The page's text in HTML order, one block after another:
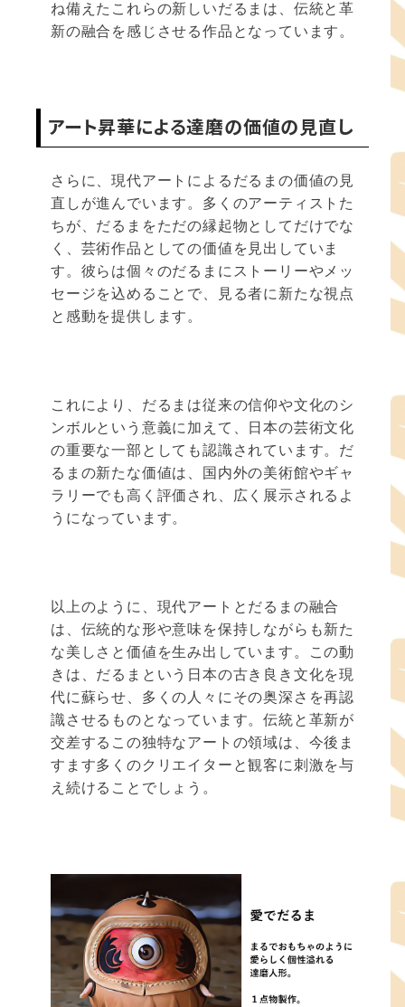
ね備えたこれらの新しいだるまは、伝統と革
新の融合を感じさせる作品となっています。
アート昇華による達磨の価値の見直し
さらに、現代アートによるだるまの価値の見
直しが進んでいます。多くのアーティストた
ちが、だるまをただの縁起物としてだけでな
く、芸術作品としての価値を見出していま
す。彼らは個々のだるまにストーリーやメッ
セージを込めることで、見る者に新たな視点
と感動を提供します。
これにより、だるまは従来の信仰や文化のシ
ンボルという意義に加えて、日本の芸術文化
の重要な一部としても認識されています。だ
るまの新たな価値は、国内外の美術館やギャ
ラリーでも高く評価され、広く展示されるよ
うになっています。
以上のように、現代アートとだるまの融合
は、伝統的な形や意味を保持しながらも新た
な美しさと価値を生み出しています。この動
きは、だるまという日本の古き良き文化を現
代に蘇らせ、多くの人々にその奥深さを再認
識させるものとなっています。伝統と革新が
交差するこの独特なアートの領域は、今後ま
すます多くのクリエイターと観客に刺激を与
え続けることでしょう。